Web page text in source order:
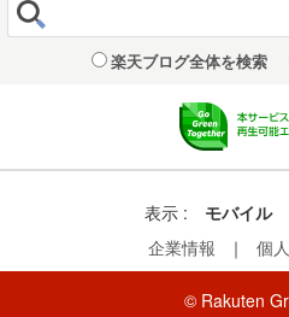
楽天ブログ全体を検索
表示 : モバイル
企業情報
｜ 個
© Rakuten